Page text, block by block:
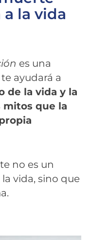
la vida
es una
ayudará a
de la vida y la
mitos que la
no es un
vida, sino que